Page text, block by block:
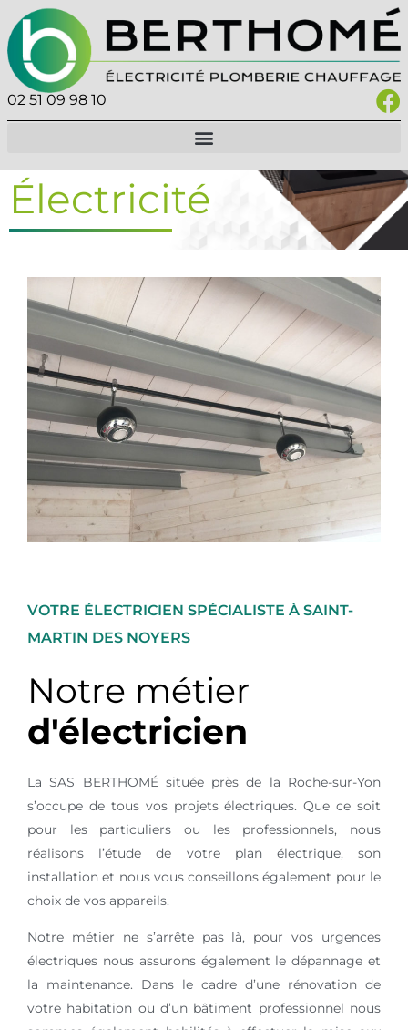
02 51 09 98 10
Électricité
VOTRE ÉLECTRICIEN SPÉCIALISTE À SAINT-
MARTIN DES NOYERS
Notre métier
d'électricien
La SAS BERTHOMÉ située près de la Roche-sur-Yon
s’occupe de tous vos projets électriques. Que ce soit
pour les particuliers ou les professionnels, nous
réalisons l’étude de votre plan électrique, son
installation et nous vous conseillons également pour le
choix de vos appareils.
Notre métier ne s’arrête pas là, pour vos urgences
électriques nous assurons également le dépannage et
la maintenance. Dans le cadre d’une rénovation de
votre habitation ou d’un bâtiment professionnel nous